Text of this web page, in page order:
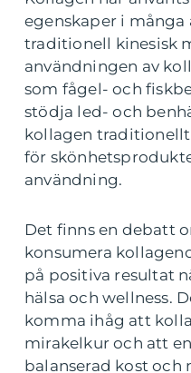
egenskaper i många
traditionell kinesisk
användningen av
som fågel- och
stödja led- och
kollagen
för
användning.
Det finns en debatt
konsumera
på positiva resultat
hälsa och wellness.
komma ihåg att
mirakelkur och att
balanserad kost och